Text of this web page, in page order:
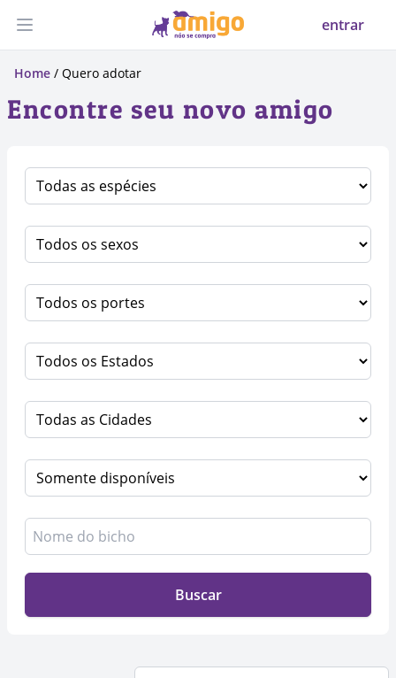
Abrir menu entrar
Home / Quero adotar
Encontre seu novo amigo
Buscar